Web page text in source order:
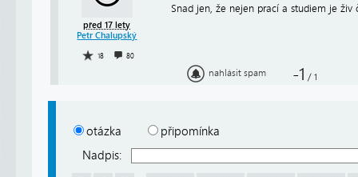
před 17 lety
Petr Chalupský
18 80
Snad jen, že nejen prací a studiem je živ
nahlásit spam -1 / 1
otázka
připomínka
Nadpis: